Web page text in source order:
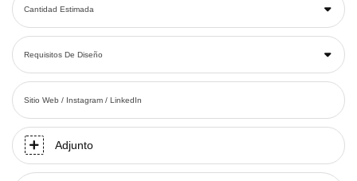
Cantidad Estimada
Requisitos De Diseño
Sitio Web / Instagram / LinkedIn
Adjunto